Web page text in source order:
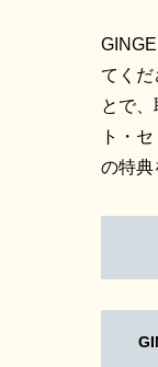
てくだ
とで
ト・
の特典